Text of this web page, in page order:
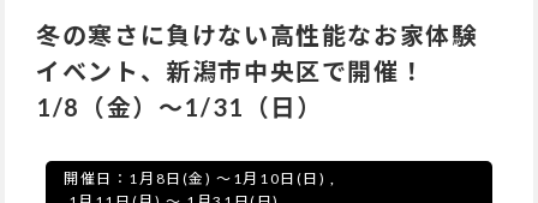
冬の寒さに負けない高性能なお家体験
イベント、新潟市中央区で開催！
1/8（金）～1/31（日）
開催日： 1月8日(金) ～ 1月10日(日) ,